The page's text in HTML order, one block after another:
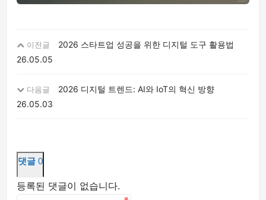
이전글
2026 스타트업 성공을 위한 디지털 도구 활용법
26.05.05
다음글
2026 디지털 트렌드: AI와 IoT의 혁신 방향
26.05.03
댓글 0
등록된 댓글이 없습니다.